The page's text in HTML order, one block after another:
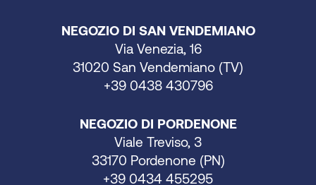
NEGOZIO DI SAN VENDEMIANO
Via Venezia, 16
31020 San Vendemiano (TV)
+39 0438 430796
NEGOZIO DI PORDENONE
Viale Treviso, 3
33170 Pordenone (PN)
+39 0434 455295